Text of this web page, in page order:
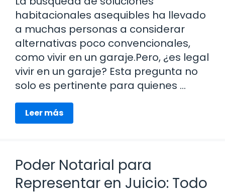
habitacionales asequibles ha llevado
a muchas personas a considerar
alternativas poco convencionales,
como vivir en un garaje.Pero, ¿es legal
vivir en un garaje? Esta pregunta no
solo es pertinente para quienes …
Leer más
Poder Notarial para
Representar en Juicio: Todo